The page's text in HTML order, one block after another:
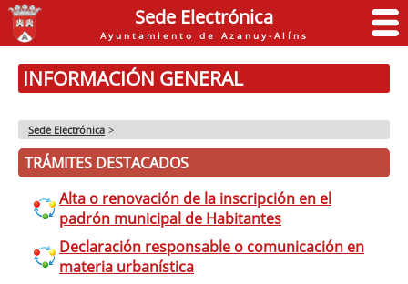
Sede Electrónica
Ayuntamiento de Azanuy-Alíns
INFORMACIÓN GENERAL
Sede Electrónica >
TRÁMITES DESTACADOS
Alta o renovación de la inscripción en el
padrón municipal de Habitantes
Declaración responsable o comunicación en
materia urbanística